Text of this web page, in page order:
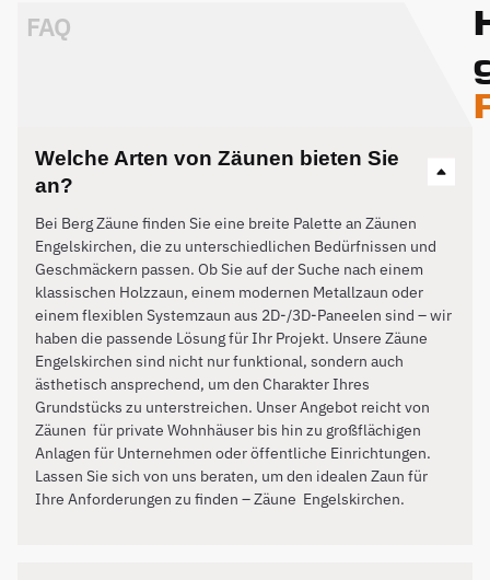
FAQ
Welche Arten von Zäunen bieten Sie
an?
Bei Berg Zäune finden Sie eine breite Palette an Zäunen
Engelskirchen, die zu unterschiedlichen Bedürfnissen und
Geschmäckern passen. Ob Sie auf der Suche nach einem
klassischen Holzzaun, einem modernen Metallzaun oder
einem flexiblen Systemzaun aus 2D-/3D-Paneelen sind – wir
haben die passende Lösung für Ihr Projekt. Unsere Zäune
Engelskirchen sind nicht nur funktional, sondern auch
ästhetisch ansprechend, um den Charakter Ihres
Grundstücks zu unterstreichen. Unser Angebot reicht von
Zäunen für private Wohnhäuser bis hin zu großflächigen
Anlagen für Unternehmen oder öffentliche Einrichtungen.
Lassen Sie sich von uns beraten, um den idealen Zaun für
Ihre Anforderungen zu finden – Zäune Engelskirchen.